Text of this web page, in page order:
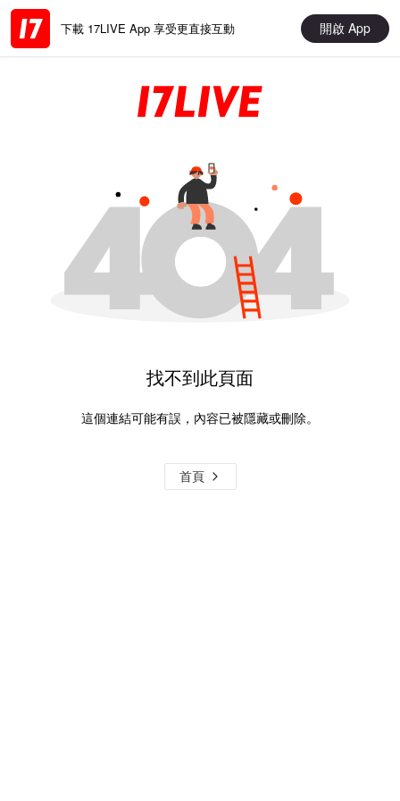
下載 17LIVE App 享受更直接互動 開啟 App
找不到此頁面
這個連結可能有誤，內容已被隱藏或刪除。
首頁